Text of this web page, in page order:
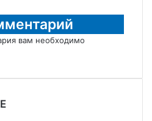
вам необходимо